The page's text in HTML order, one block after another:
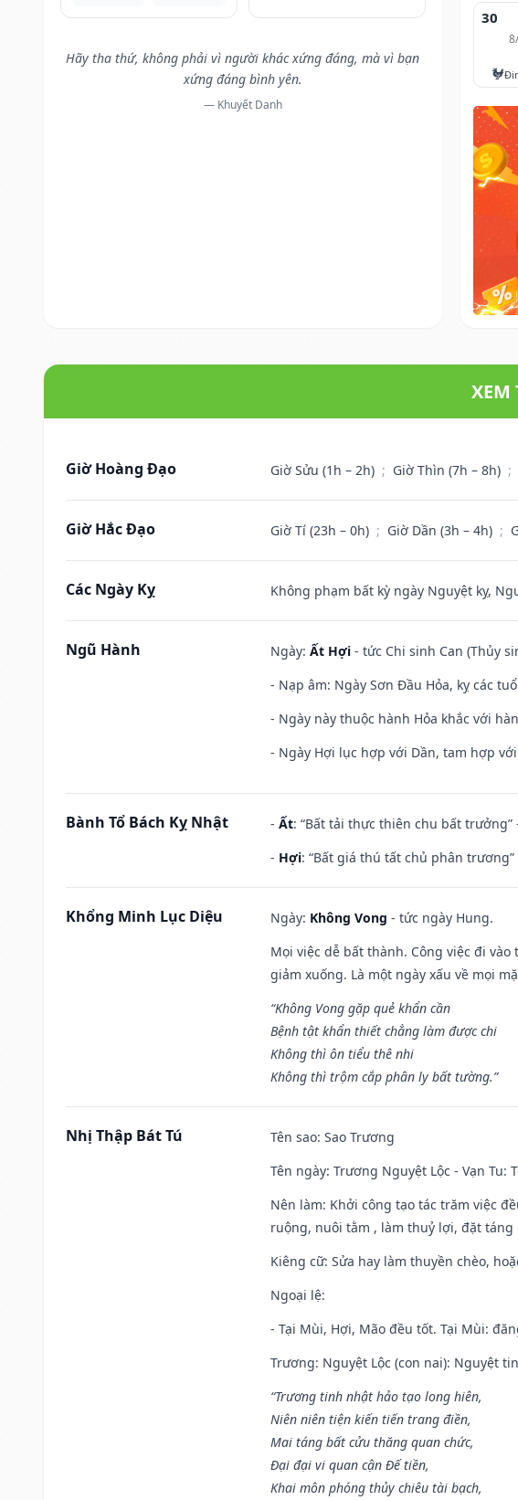
Hãy tha thứ, không phải vì người khác xứng đáng, mà vì bạn
xứng đáng bình yên.
— Khuyết Danh
30
🐓
XEM
Giờ Hoàng Đạo Giờ Sửu (1h – 2h) ; Giờ Thìn (7h – 8h) ;
Giờ Hắc Đạo Giờ Tí (23h – 0h) ; Giờ Dần (3h – 4h) ;
Các Ngày Kỵ Không phạm bất kỳ ngày Nguyệt kỵ,
Ngũ Hành Ngày: Ất Hợi - tức Chi sinh Can (Thủy
- Nạp âm: Ngày Sơn Đầu Hỏa, kỵ các
- Ngày này thuộc hành Hỏa khắc với
- Ngày Hợi lục hợp với Dần, tam hợp
Bành Tổ Bách Kỵ Nhật - Ất: “Bất tải thực thiên chu bất
- Hợi: “Bất giá thú tất chủ phân
Khổng Minh Lục Diệu Ngày: Không Vong - tức ngày Hung.
Mọi việc dễ bất thành. Công việc đi
giảm xuống. Là một ngày xấu về mọi
“Không Vong gặp quẻ khẩn cần
Bệnh tật khẩn thiết chẳng làm được chi
Không thì ôn tiểu thê nhi
Không thì trộm cắp phân ly bất tường.”
Nhị Thập Bát Tú Tên sao: Sao Trương
Tên ngày: Trương Nguyệt Lộc - Vạn Tu:
Nên làm: Khởi công tạo tác trăm việc
ruộng, nuôi tằm , làm thuỷ lợi, đặt táng
Kiêng cữ: Sửa hay làm thuyền chèo,
Ngoại lệ:
- Tại Mùi, Hợi, Mão đều tốt. Tại Mùi:
Trương: Nguyệt Lộc (con nai): Nguyệt
“Trương tinh nhật hảo tạo long hiên,
Niên niên tiện kiến tiến trang điền,
Mai táng bất cửu thăng quan chức,
Đại đại vi quan cận Đế tiền,
Khai môn phóng thủy chiêu tài bạch,